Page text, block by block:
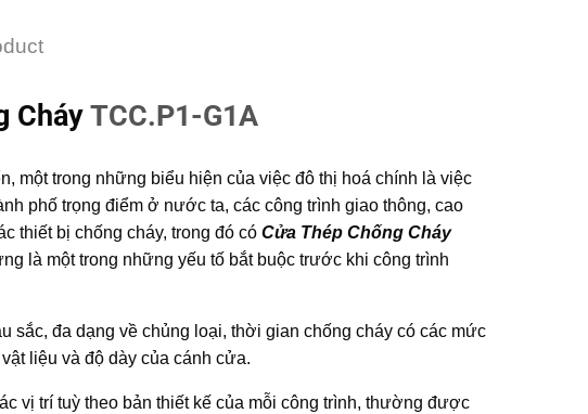
CháyTCC.P1-G1A
một trong những biểu hiện của việc đô thị hoá chính là việc
phố trọng điểm ở nước ta, các công trình giao thông, cao
thiết bị chống cháy, trong đó có Cửa Thép Chống Cháy
là một trong những yếu tố bắt buộc trước khi công trình
sắc, đa dạng về chủng loại, thời gian chống cháy có các mức
liệu và độ dày của cánh cửa.
vị trí tuỳ theo bản thiết kế của mỗi công trình, thường được